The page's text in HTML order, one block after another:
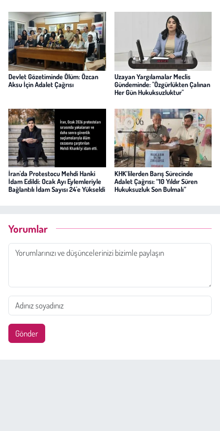
Devlet Gözetiminde Ölüm: Özcan
Aksu İçin Adalet Çağrısı
Uzayan Yargılamalar Meclis
Gündeminde: "Özgürlükten Çalınan
Her Gün Hukuksuzluktur"
İran'da Protestocu Mehdi Hanki
İdam Edildi: Ocak Ayı Eylemleriyle
Bağlantılı İdam Sayısı 24'e Yükseldi
KHK’lilerden Barış Sürecinde
Adalet Çağrısı: “10 Yıldır Süren
Hukuksuzluk Son Bulmalı”
Yorumlar
Gönder